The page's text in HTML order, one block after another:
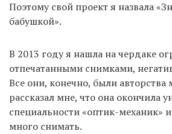
Поэтому свой проект я назвала
бабушкой».
В 2013 году я нашла на чердаке
отпечатанными снимками,
Все они, конечно, были
рассказал мне, что она окончила
специальности «оптик-механик»
много снимать.